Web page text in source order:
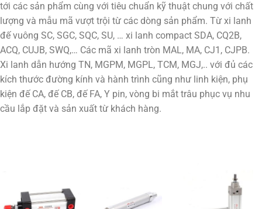
tới các sản phẩm cùng với tiêu chuẩn kỹ thuật chung với chất
lượng và mẫu mã vượt trội từ các dòng sản phẩm. Từ xi lanh
đế vuông SC, SGC, SQC, SU, … xi lanh compact SDA, CQ2B,
ACQ, CUJB, SWQ,… Các mã xi lanh tròn MAL, MA, CJ1, CJPB.
Xi lanh dẫn hướng TN, MGPM, MGPL, TCM, MGJ,.. với đủ các
kích thước đường kính và hành trình cũng như linh kiện, phụ
kiện đế CA, đế CB, đế FA, Y pin, vòng bi mắt trâu phục vụ nhu
cầu lắp đặt và sản xuất từ khách hàng.